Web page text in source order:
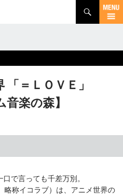
「＝ＬＯＶＥ」
音楽の森】
で言っても千差万別。
略称イコラブ）は、アニメ世界の